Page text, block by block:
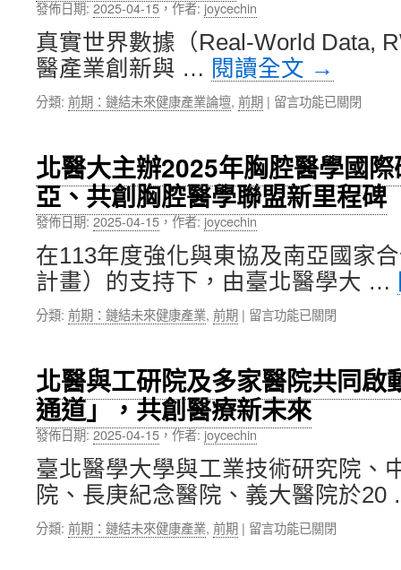
發佈日期:2025-04-15，作者: joycechin
真實世界數據（Real-World Data,
醫產業創新與 … 閱讀全文 →
分類: 前期：鏈結未來健康產業論壇, 前期 | 在
數
據
處
許
暉
數
據
長：
真
界
健
康
數
驅
動
生
產
留言功能已關閉
北醫大主辦2025年胸腔醫學國
亞、共創胸腔醫學聯盟新里程碑
發佈日期:2025-04-15，作者: joycechin
在113年度強化與東協及南亞國家
計畫）的支持下，由臺北醫學大 …
分類: 前期：鏈結未來健康產業, 前期 | 在
大
主
辦
2025
年
胸
腔
醫
學
國
留言功能已關閉
北醫與工研院及多家醫院共同啟
通道」，共創醫療新未來
發佈日期:2025-04-15，作者: joycechin
臺北醫學大學與工業技術研究院、
院、長庚紀念醫院、義大醫院於
分類: 前期：鏈結未來健康產業, 前期 | 在
留言功能已關閉